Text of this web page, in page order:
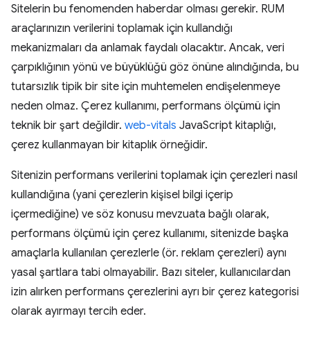
Sitelerin bu fenomenden haberdar olması gerekir. RUM
araçlarınızın verilerini toplamak için kullandığı
mekanizmaları da anlamak faydalı olacaktır. Ancak, veri
çarpıklığının yönü ve büyüklüğü göz önüne alındığında, bu
tutarsızlık tipik bir site için muhtemelen endişelenmeye
neden olmaz. Çerez kullanımı, performans ölçümü için
teknik bir şart değildir. web-vitals JavaScript kitaplığı,
çerez kullanmayan bir kitaplık örneğidir.
Sitenizin performans verilerini toplamak için çerezleri nasıl
kullandığına (yani çerezlerin kişisel bilgi içerip
içermediğine) ve söz konusu mevzuata bağlı olarak,
performans ölçümü için çerez kullanımı, sitenizde başka
amaçlarla kullanılan çerezlerle (ör. reklam çerezleri) aynı
yasal şartlara tabi olmayabilir. Bazı siteler, kullanıcılardan
izin alırken performans çerezlerini ayrı bir çerez kategorisi
olarak ayırmayı tercih eder.